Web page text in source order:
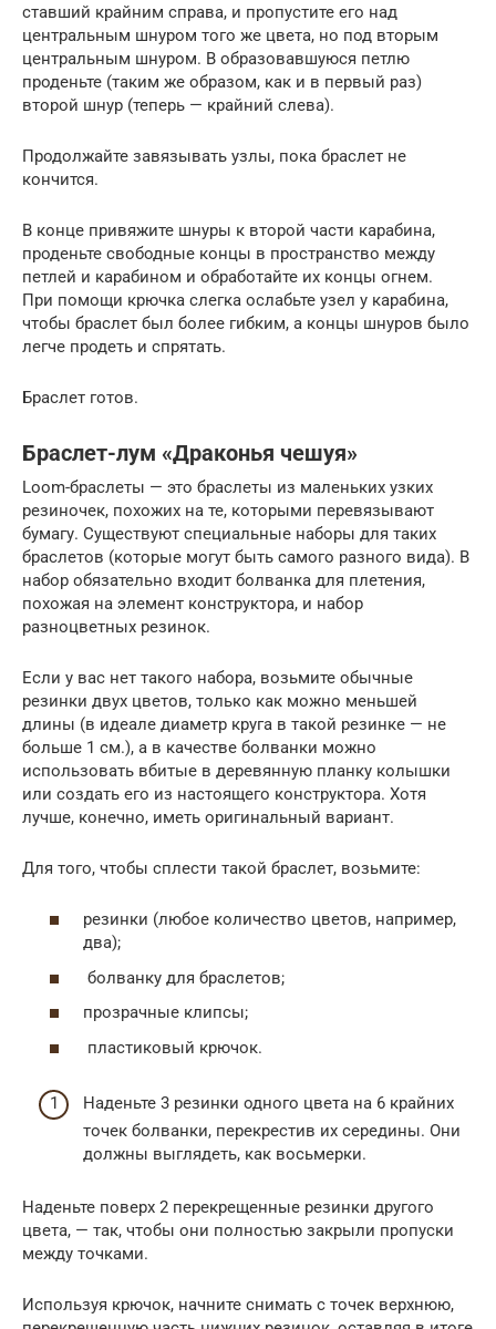
ставший крайним справа, и пропустите его над
центральным шнуром того же цвета, но под вторым
центральным шнуром. В образовавшуюся петлю
проденьте (таким же образом, как и в первый раз)
второй шнур (теперь — крайний слева).
Продолжайте завязывать узлы, пока браслет не
кончится.
В конце привяжите шнуры к второй части карабина,
проденьте свободные концы в пространство между
петлей и карабином и обработайте их концы огнем.
При помощи крючка слегка ослабьте узел у карабина,
чтобы браслет был более гибким, а концы шнуров было
легче продеть и спрятать.
Браслет готов.
Браслет-лум «Драконья чешуя»
Loom-браслеты — это браслеты из маленьких узких
резиночек, похожих на те, которыми перевязывают
бумагу. Существуют специальные наборы для таких
браслетов (которые могут быть самого разного вида). В
набор обязательно входит болванка для плетения,
похожая на элемент конструктора, и набор
разноцветных резинок.
Если у вас нет такого набора, возьмите обычные
резинки двух цветов, только как можно меньшей
длины (в идеале диаметр круга в такой резинке — не
больше 1 см.), а в качестве болванки можно
использовать вбитые в деревянную планку колышки
или создать его из настоящего конструктора. Хотя
лучше, конечно, иметь оригинальный вариант.
Для того, чтобы сплести такой браслет, возьмите:
резинки (любое количество цветов, например,
два);
болванку для браслетов;
прозрачные клипсы;
пластиковый крючок.
Наденьте 3 резинки одного цвета на 6 крайних
точек болванки, перекрестив их середины. Они
должны выглядеть, как восьмерки.
Наденьте поверх 2 перекрещенные резинки другого
цвета, — так, чтобы они полностью закрыли пропуски
между точками.
Используя крючок, начните снимать с точек верхнюю,